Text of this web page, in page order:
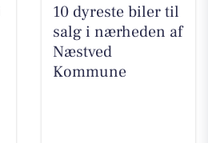
10 dyreste biler til
salg i nærheden af
Næstved
Kommune